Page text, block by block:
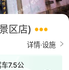
区店)
详情·设施
7.5公